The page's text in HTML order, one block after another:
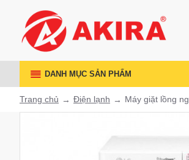
DANH MỤC SẢN PHẨM
Trang chủ Điện lạnh Máy giặt lồng